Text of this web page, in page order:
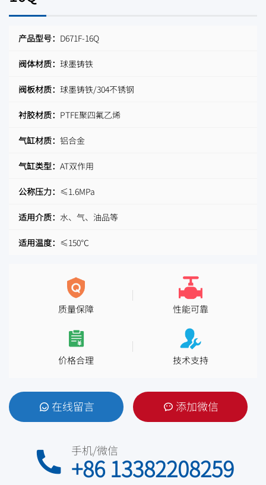
产品型号： D671F-16Q
阀体材质： 球墨铸铁
阀板材质： 球墨铸铁/304不锈钢
衬胶材质： PTFE聚四氟乙烯
气缸材质： 铝合金
气缸类型： AT双作用
公称压力： ≤1.6MPa
适用介质： 水、气、油品等
适用温度： ≤150℃
质量保障 性能可靠
价格合理 技术支持
在线留言 添加微信
手机/微信
+86 13382208259